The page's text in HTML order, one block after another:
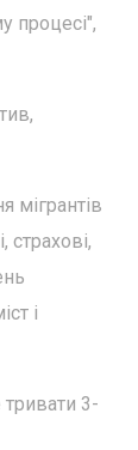
процесі",
мігрантів
страхові,
і
3-